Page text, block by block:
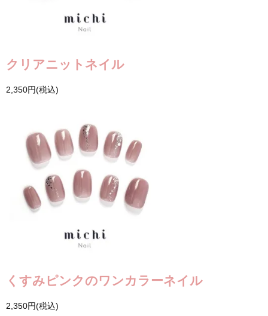
クリアニットネイル
2,350円(税込)
くすみピンクのワンカラーネイル
2,350円(税込)